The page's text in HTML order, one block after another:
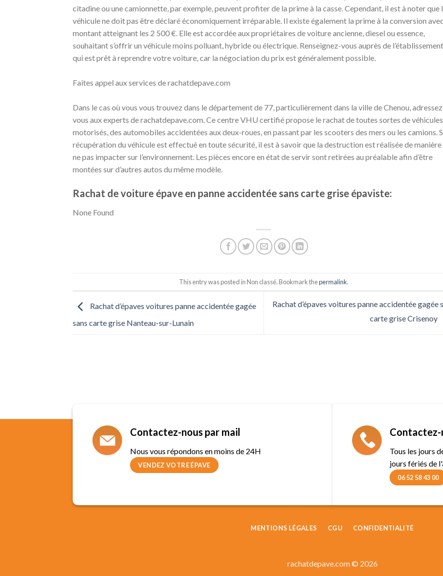
citadine ou une camionnette, par exemple, peuvent profiter de la prime à la casse. Cependant, il est à noter que
véhicule ne doit pas être déclaré économiquement irréparable. Il existe également la prime à la conversion
montant atteignant les 2 500 €. Elle est accordée aux propriétaires de voiture ancienne, diesel ou essence,
souhaitant s’offrir un véhicule moins polluant, hybride ou électrique. Renseignez-vous auprès de l’établissement
qui est prêt à reprendre votre voiture, car la négociation du prix est généralement possible.
Faites appel aux services de rachatdepave.com
Dans le cas où vous vous trouvez dans le département de 77, particulièrement dans la ville de Chenou,
vous aux experts de rachatdepave.com. Ce centre VHU certifié propose le rachat de toutes sortes de véhicules
motorisés, des automobiles accidentées aux deux-roues, en passant par les scooters des mers ou les camions.
récupération du véhicule est effectué en toute sécurité, il est à savoir que la destruction est réalisée de manière
ne pas impacter sur l’environnement. Les pièces encore en état de servir sont retirées au préalable afin d’être
montées sur d’autres autos du même modèle.
Rachat de voiture épave en panne accidentée sans carte grise épaviste:
None Found
This entry was posted in Non classé. Bookmark thepermalink.
Rachat d’épaves voitures panne accidentée gagée
sans carte grise Nanteau-sur-Lunain
Rachat d’épaves voitures panne accidentée gagée
carte grise Crisenoy
Contactez-nous par mail
Nous vous répondons en moins de 24H
VENDEZ VOTRE ÉPAVE
Contactez-
Tous les jours
jours fériés de
06 52 58 43 00
MENTIONS LÉGALES CGU CONFIDENTIALITÉ
rachatdepave.com © 2026